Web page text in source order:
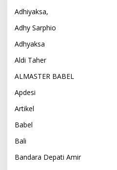
Adhiyaksa,
Adhy Sarphio
Adhyaksa
Aldi Taher
ALMASTER BABEL
Apdesi
Artikel
Babel
Bali
Bandara Depati Amir